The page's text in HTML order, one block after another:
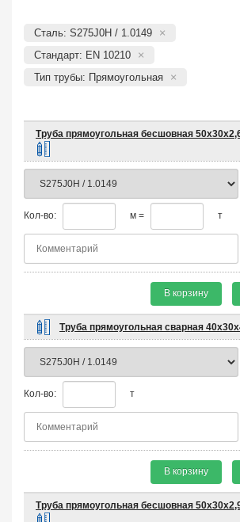
Сталь: S275J0H / 1.0149
Стандарт: EN 10210
Тип трубы: Прямоугольная
Труба прямоугольная бесшовная
Кол-во: м = т
В корзину
Труба прямоугольная сварная
Кол-во: т
В корзину
Труба прямоугольная бесшовная